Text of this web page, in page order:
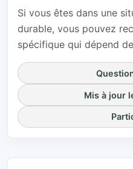
Si vous êtes dans une
durable, vous pouvez
spécifique qui dépend
Mis à jour